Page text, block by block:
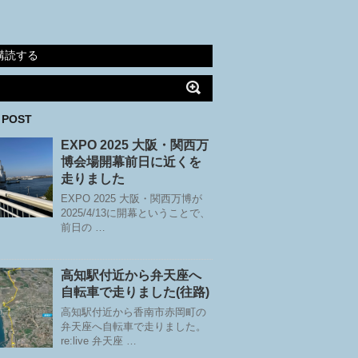
読する
EXPO 2025 大阪・関西万
博会場開幕前日に近くを
走りました
EXPO 2025 大阪・関西万博が
2025/4/13に開幕ということで、
前日の …
高知駅付近から弁天座へ
自転車で走りました(往路)
高知駅付近から香南市赤岡町の
弁天座へ自転車で走りました。
re:live 弁天座 …